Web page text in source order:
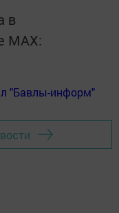
в
MАХ:
"Бавлы-информ"